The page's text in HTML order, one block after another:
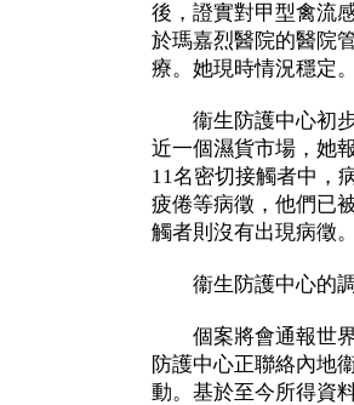
後，證實對甲型禽流
於瑪嘉烈醫院的醫院
療。她現時情況穩定。
衞生防護中心初步
近一個濕貨市場，她
11名密切接觸者中，
疲倦等病徵，他們已
觸者則沒有出現病徵
衞生防護中心的調
個案將會通報世界
防護中心正聯絡內地
動。基於至今所得資